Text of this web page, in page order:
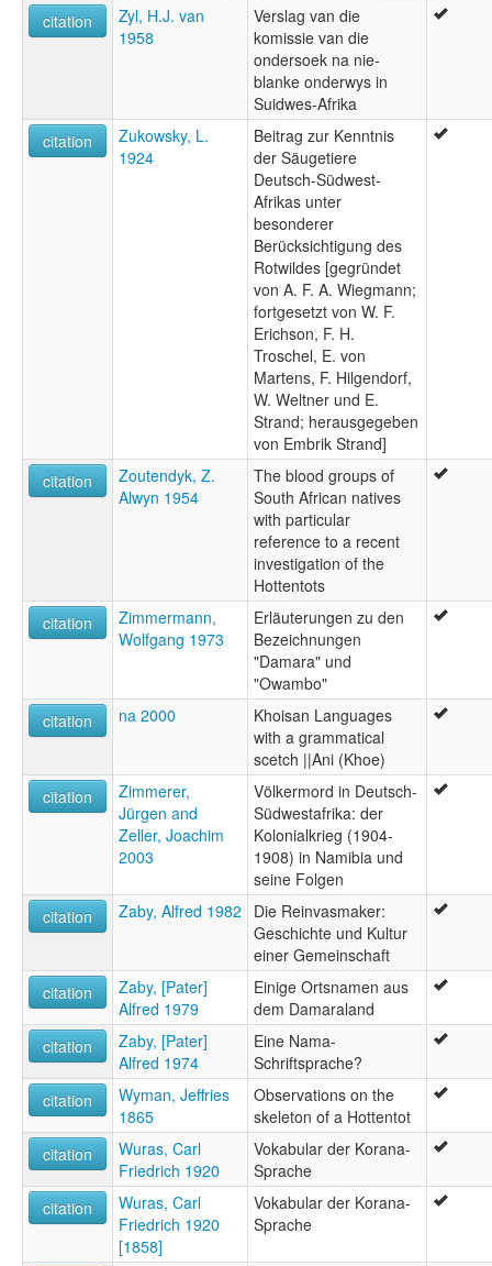
citation
Zyl, H.J. van
1958
Verslag van die
komissie van die
ondersoek na nie-
blanke onderwys in
Suidwes-Afrika
citation
Zukowsky, L.
1924
Beitrag zur Kenntnis
der Säugetiere
Deutsch-Südwest-
Afrikas unter
besonderer
Berücksichtigung des
Rotwildes [gegründet
von A. F. A. Wiegmann;
fortgesetzt von W. F.
Erichson, F. H.
Troschel, E. von
Martens, F. Hilgendorf,
W. Weltner und E.
Strand; herausgegeben
von Embrik Strand]
citation
Zoutendyk, Z.
Alwyn 1954
The blood groups of
South African natives
with particular
reference to a recent
investigation of the
Hottentots
citation
Zimmermann,
Wolfgang 1973
Erläuterungen zu den
Bezeichnungen
"Damara" und
"Owambo"
citation
na 2000
Khoisan Languages
with a grammatical
scetch ||Ani (Khoe)
citation
Zimmerer,
Jürgen and
Zeller, Joachim
2003
Völkermord in Deutsch-
Südwestafrika: der
Kolonialkrieg (1904-
1908) in Namibia und
seine Folgen
citation
Zaby, Alfred 1982
Die Reinvasmaker:
Geschichte und Kultur
einer Gemeinschaft
citation
Zaby, [Pater]
Alfred 1979
Einige Ortsnamen aus
dem Damaraland
citation
Zaby, [Pater]
Alfred 1974
Eine Nama-
Schriftsprache?
citation
Wyman, Jeffries
1865
Observations on the
skeleton of a Hottentot
citation
Wuras, Carl
Friedrich 1920
Vokabular der Korana-
Sprache
citation
Wuras, Carl
Friedrich 1920
[1858]
Vokabular der Korana-
Sprache